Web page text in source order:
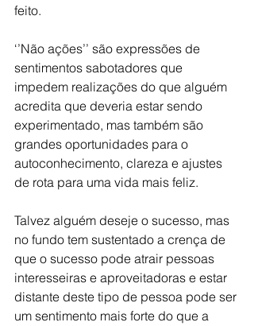
feito.
‘’Não ações’’ são expressões de
sentimentos sabotadores que
impedem realizações do que alguém
acredita que deveria estar sendo
experimentado, mas também são
grandes oportunidades para o
autoconhecimento, clareza e ajustes
de rota para uma vida mais feliz.
Talvez alguém deseje o sucesso, mas
no fundo tem sustentado a crença de
que o sucesso pode atrair pessoas
interesseiras e aproveitadoras e estar
distante deste tipo de pessoa pode ser
um sentimento mais forte do que a